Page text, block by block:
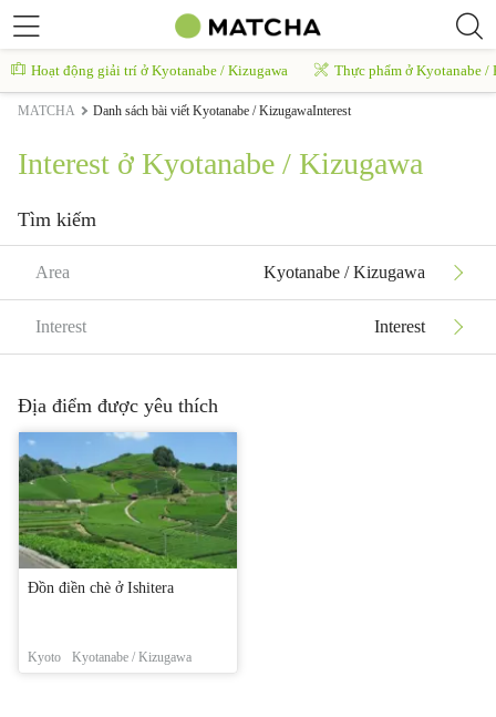
Hoạt động giải trí ở Kyotanabe / Kizugawa Thực phẩm ở Kyotanabe /
MATCHA Danh sách bài viết Kyotanabe / KizugawaInterest
Interest ở Kyotanabe / Kizugawa
Tìm kiếm
Area Kyotanabe / Kizugawa
Interest Interest
Địa điểm được yêu thích
Đồn điền chè ở Ishitera
Kyoto Kyotanabe / Kizugawa